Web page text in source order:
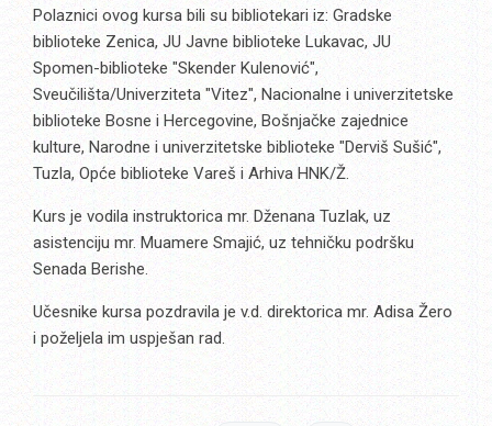
Polaznici ovog kursa bili su bibliotekari iz: Gradske
biblioteke Zenica, JU Javne biblioteke Lukavac, JU
Spomen-biblioteke "Skender Kulenović",
Sveučilišta/Univerziteta "Vitez", Nacionalne i univerzitetske
biblioteke Bosne i Hercegovine, Bošnjačke zajednice
kulture, Narodne i univerzitetske biblioteke "Derviš Sušić",
Tuzla, Opće biblioteke Vareš i Arhiva HNK/Ž.
Kurs je vodila instruktorica mr. Dženana Tuzlak, uz
asistenciju mr. Muamere Smajić, uz tehničku podršku
Senada Berishe.
Učesnike kursa pozdravila je v.d. direktorica mr. Adisa Žero
i poželjela im uspješan rad.